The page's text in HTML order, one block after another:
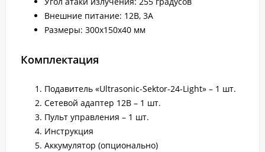
Внешние питание: 12В, 3А
Размеры: 300х150х40 мм
Комплектация
Подавитель «Ultrasonic-Sektor-24-Light» – 1 шт.
Сетевой адаптер 12В – 1 шт.
Пульт управления – 1 шт.
Инструкция
Аккумулятор (опционально)